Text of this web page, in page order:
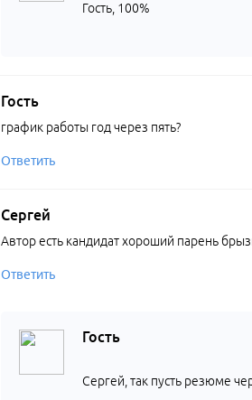
Гость, 100%
Гость
график работы год через пять?
Ответить
Сергей
Автор есть кандидат хороший парень
Ответить
Гость
Сергей, так пусть резюме